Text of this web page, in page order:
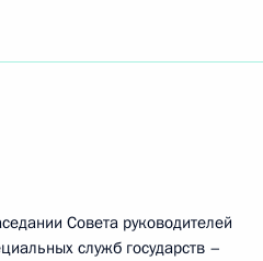
Совета руководителей
служб государств –